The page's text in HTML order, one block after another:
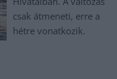
csak átmeneti, erre a
hétre vonatkozik.